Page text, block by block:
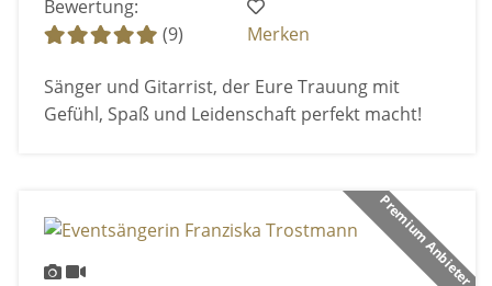
Bewertung:
(9)
Merken
Sänger und Gitarrist, der Eure Trauung mit
Gefühl, Spaß und Leidenschaft perfekt macht!
Premium Anbieter